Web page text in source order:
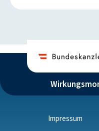
Impressum